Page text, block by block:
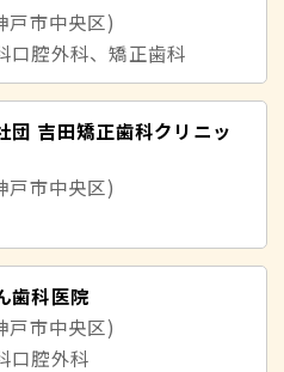
戸市中央区)
口腔外科、矯正歯科
団 吉田矯正歯科クリニッ
戸市中央区)
歯科医院
戸市中央区)
口腔外科